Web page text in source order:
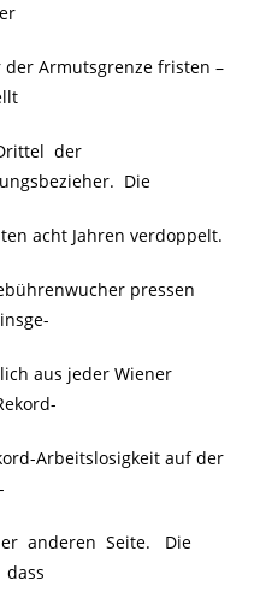
Armutsgrenze fristen –
der
Die
acht Jahren verdoppelt.
pressen
aus jeder Wiener
Arbeitslosigkeit auf der
anderen Seite. Die
dass